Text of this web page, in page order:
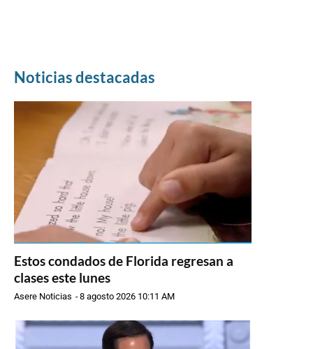
Noticias destacadas
Estos condados de Florida regresan a
clases este lunes
Asere Noticias -8 agosto 2026 10:11 AM